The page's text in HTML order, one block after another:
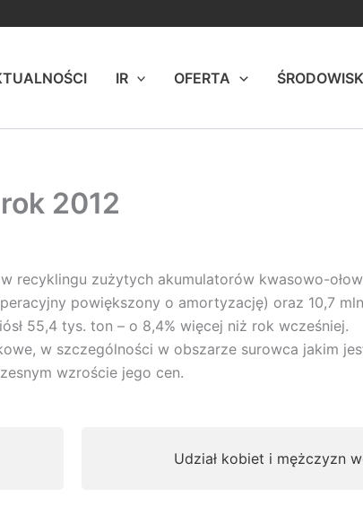
IR OFERTA
2012
recyklingu zużytych akumulatorów kwasowo-
powiększony o amortyzację) oraz 10,7
55,4 tys. ton – o 8,4% więcej niż rok wcześniej.
w szczególności w obszarze surowca jakim
wzroście jego cen.
Udział kobiet i mężczyzn